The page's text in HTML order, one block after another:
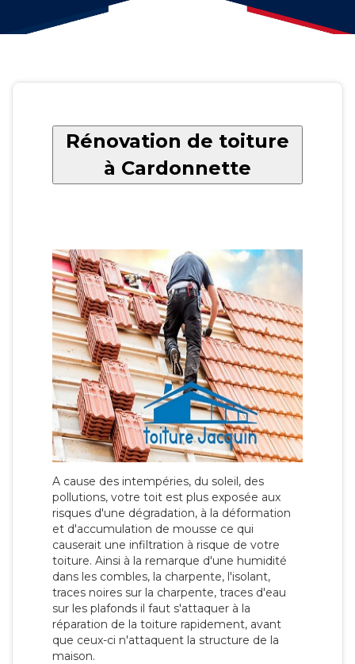
Rénovation de toiture
à Cardonnette
A cause des intempéries, du soleil, des
pollutions, votre toit est plus exposée aux
risques d'une dégradation, à la déformation
et d'accumulation de mousse ce qui
causerait une infiltration à risque de votre
toiture. Ainsi à la remarque d'une humidité
dans les combles, la charpente, l'isolant,
traces noires sur la charpente, traces d'eau
sur les plafonds il faut s'attaquer à la
réparation de la toiture rapidement, avant
que ceux-ci n'attaquent la structure de la
maison.